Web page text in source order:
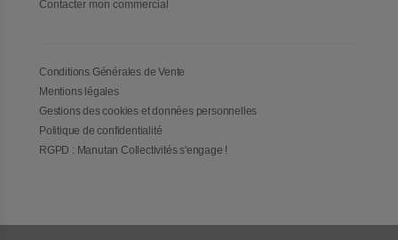
Contacter mon commercial
Conditions Générales de Vente
Mentions légales
Gestions des cookies et données personnelles
Politique de confidentialité
RGPD : Manutan Collectivités s'engage !